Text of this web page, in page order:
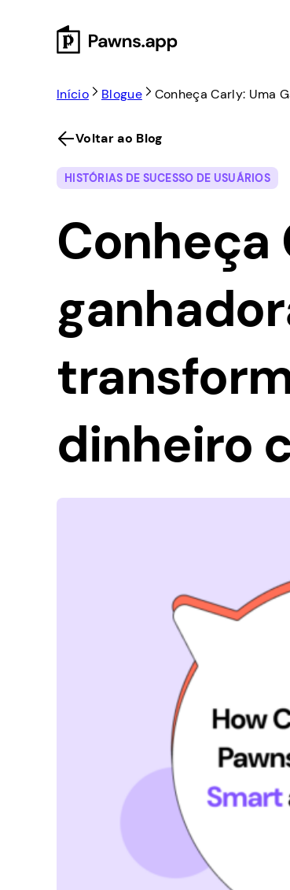
Início Blogue Conheça Carly: Uma
Voltar ao Blog
HISTÓRIAS DE SUCESSO DE USUÁRIOS
Conheça
dinheiro